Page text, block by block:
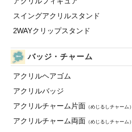
スイングアクリルスタンド
2WAYクリップスタンド
バッジ・チャーム
アクリルヘアゴム
アクリルバッジ
アクリルチャーム片面 （めじるしチャーム）
アクリルチャーム両面 （めじるしチャーム）